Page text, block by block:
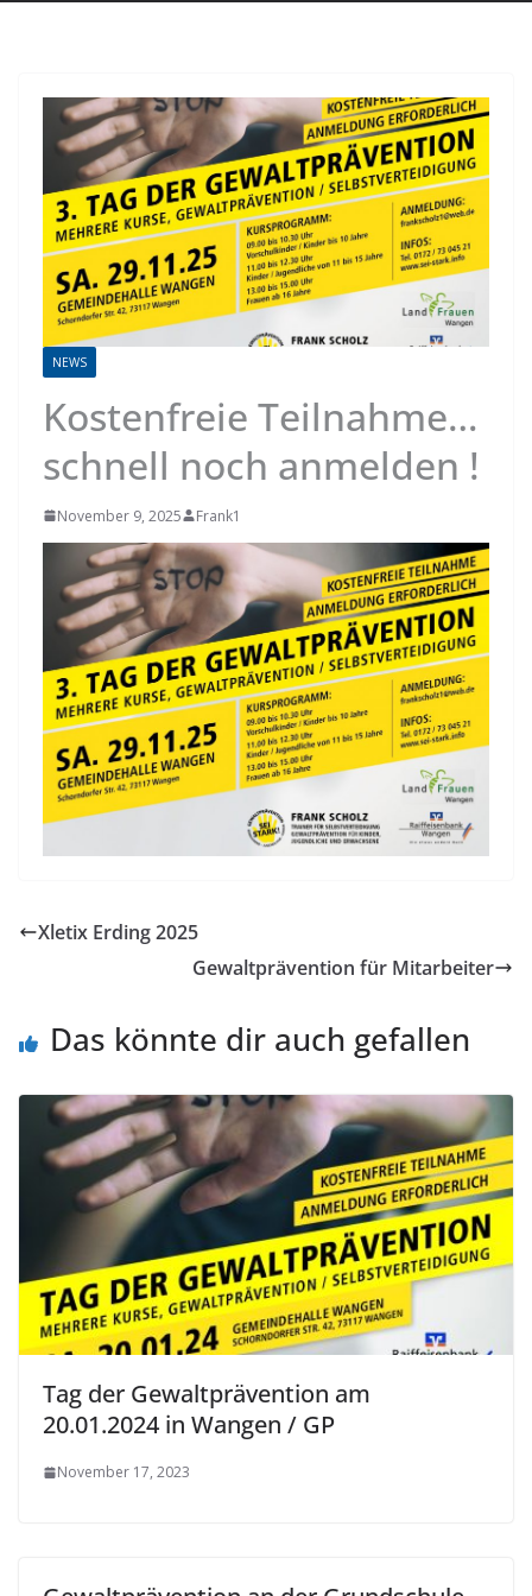
NEWS
Kostenfreie Teilnahme…
schnell noch anmelden !
November 9, 2025 Frank1
Xletix Erding 2025
Gewaltprävention für Mitarbeiter
Das könnte dir auch gefallen
Tag der Gewaltprävention am
20.01.2024 in Wangen / GP
November 17, 2023